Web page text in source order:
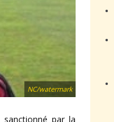
NC/watermark
par la